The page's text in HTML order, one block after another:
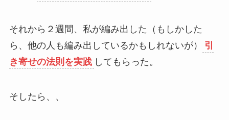
それから２週間、私が編み出した（もしかした
ら、他の人も編み出しているかもしれないが）
引
き寄せの法則を実践 してもらった。
そしたら、、